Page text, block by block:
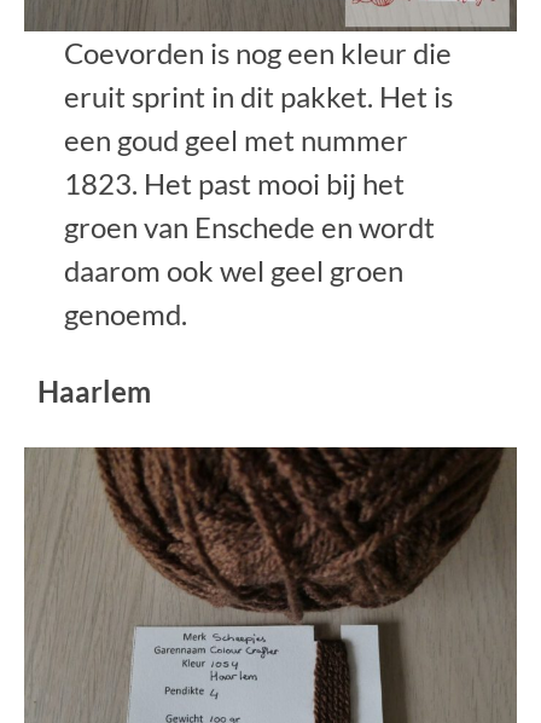
Coevorden is nog een kleur die
eruit sprint in dit pakket. Het is
een goud geel met nummer
1823. Het past mooi bij het
groen van Enschede en wordt
daarom ook wel geel groen
genoemd.
Haarlem